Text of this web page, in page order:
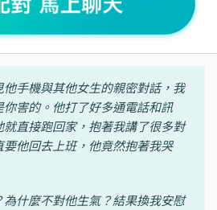
手機與其他女生的親密對話，我
害的。他打了好多通電話和訊
直接跑回家，抱著我講了很多對
他回去上班，他竟然抱著我哭
什麼不對他生氣？結果換我安慰